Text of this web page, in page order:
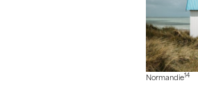
Normandie14